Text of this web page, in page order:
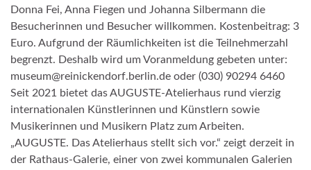
Donna Fei, Anna Fiegen und Johanna Silbermann die
Besucherinnen und Besucher willkommen. Kostenbeitrag: 3
Euro. Aufgrund der Räumlichkeiten ist die Teilnehmerzahl
begrenzt. Deshalb wird um Voranmeldung gebeten unter:
museum@reinickendorf.berlin.de oder (030) 90294 6460
Seit 2021 bietet das AUGUSTE-Atelierhaus rund vierzig
internationalen Künstlerinnen und Künstlern sowie
Musikerinnen und Musikern Platz zum Arbeiten.
„AUGUSTE. Das Atelierhaus stellt sich vor.“ zeigt derzeit in
der Rathaus-Galerie, einer von zwei kommunalen Galerien